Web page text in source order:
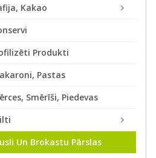
Kakao
Produkti
Pastas
Smērīši, Piedevas
Un Brokastu Pārslas